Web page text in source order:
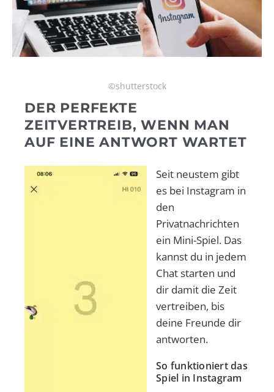
©shutterstock
DER PERFEKTE
ZEITVERTREIB, WENN MAN
AUF EINE ANTWORT WARTET
Seit neustem gibt
es bei Instagram in
den
Privatnachrichten
ein Mini-Spiel. Das
kannst du in jedem
Chat starten und
dir damit die Zeit
vertreiben, bis
deine Freunde dir
antworten.
So funktioniert das
Spiel in Instagram